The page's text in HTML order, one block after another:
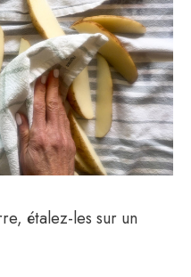
étalez-les sur un